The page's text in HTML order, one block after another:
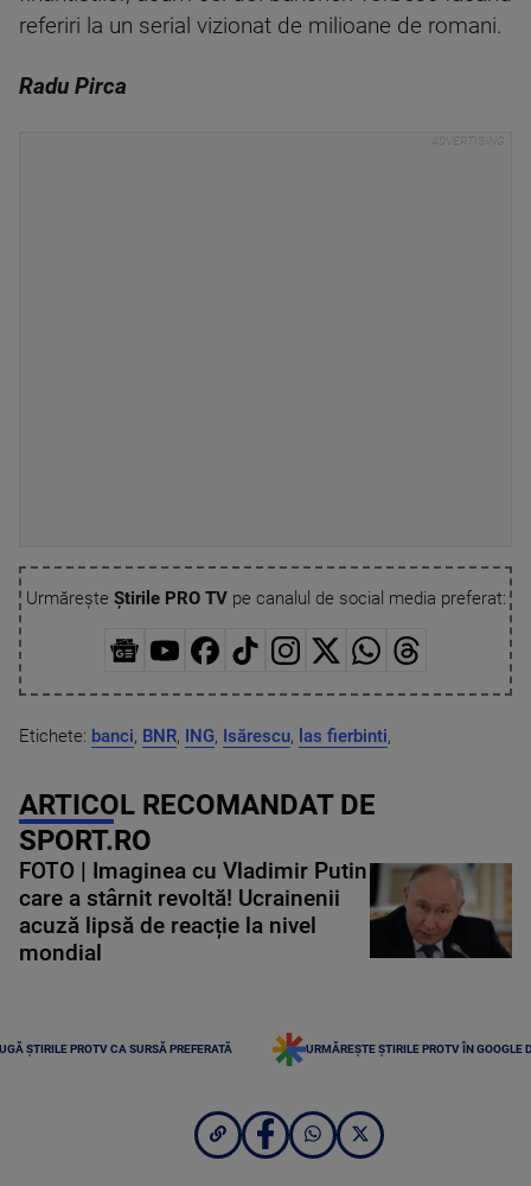
referiri la un serial vizionat de milioane de romani.
Radu Pirca
Urmărește Știrile PRO TVpe canalul de social media preferat:
Etichete: banci, BNR, ING, Isărescu, las fierbinti,
ARTICOL RECOMANDAT DE
SPORT.RO
FOTO | Imaginea cu Vladimir Putin
care a stârnit revoltă! Ucrainenii
acuză lipsă de reacție la nivel
mondial
ȘTIRILE PROTV CA SURSĂ PREFERATĂ URMĂREȘTE ȘTIRILE PROTV ÎN GOOGLE